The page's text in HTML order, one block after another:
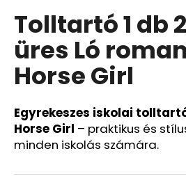
átlagos
értékelése
5-
ből
0,0
csillag.
Tolltartó 1 db
üres Ló
Horse Girl
Egyrekeszes iskolai
Horse Girl – praktikus és
minden iskolás számára.